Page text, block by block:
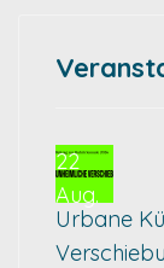
22
Aug.
Urbane